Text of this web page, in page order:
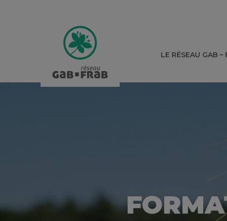
LE RÉSEAU GAB –